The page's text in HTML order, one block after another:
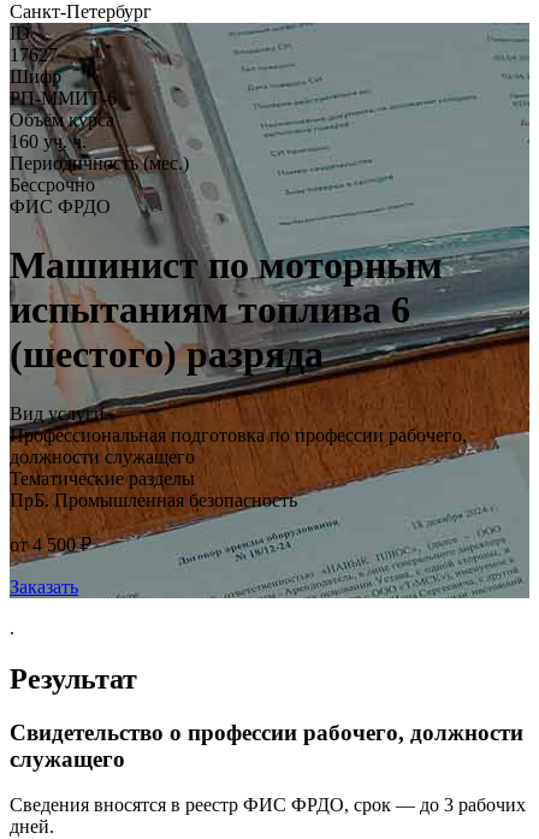
Санкт-Петербург
ID
17627
Шифр
РП-ММИТ-6
Объём курса
160 уч. ч.
Периодичность (мес.)
Бессрочно
ФИС ФРДО
Машинист по моторным
испытаниям топлива 6
(шестого) разряда
Вид услуги
Профессиональная подготовка по профессии рабочего,
должности служащего
Тематические разделы
ПрБ. Промышленная безопасность
от 4 500 ₽
Заказать
.
Результат
Свидетельство о профессии рабочего, должности
служащего
Сведения вносятся в реестр ФИС ФРДО, срок — до 3 рабочих
дней.